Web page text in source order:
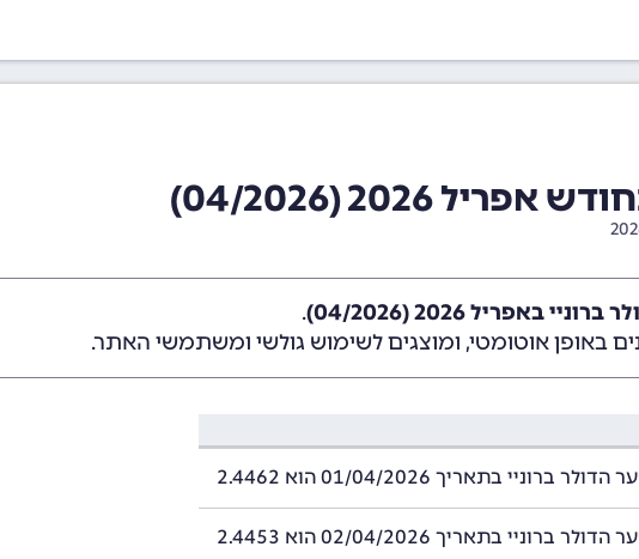
2026 (04/2026)
באפריל 2026 (04/2026)
.
באופן אוטומטי, ומוצגים לשימוש גולשי ומשתמשי האתר.
הדולר ברוניי בתאריך 01/04/2026 הוא 2.4462
הדולר ברוניי בתאריך 02/04/2026 הוא 2.4453